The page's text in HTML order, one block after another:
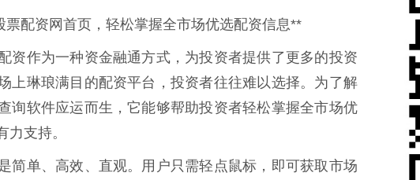
配资网首页，轻松掌握全市场优选配资信息**
资作为一种资金融通方式，为投资者提供了更多的投资
上琳琅满目的配资平台，投资者往往难以选择。为了解
询软件应运而生，它能够帮助投资者轻松掌握全市场优
支持。
简单、高效、直观。用户只需轻点鼠标，即可获取市场